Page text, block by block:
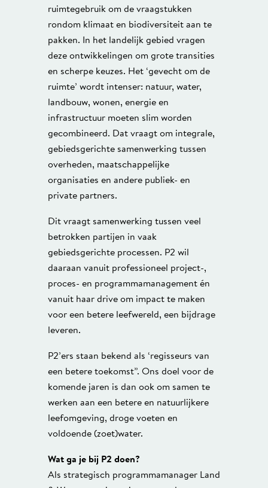
ruimtegebruik om de vraagstukken
rondom klimaat en biodiversiteit aan te
pakken. In het landelijk gebied vragen
deze ontwikkelingen om grote transities
en scherpe keuzes. Het ‘gevecht om de
ruimte’ wordt intenser: natuur, water,
landbouw, wonen, energie en
infrastructuur moeten slim worden
gecombineerd. Dat vraagt om integrale,
gebiedsgerichte samenwerking tussen
overheden, maatschappelijke
organisaties en andere publiek- en
private partners.
Dit vraagt samenwerking tussen veel
betrokken partijen in vaak
gebiedsgerichte processen. P2 wil
daaraan vanuit professioneel project-,
proces- en programmamanagement én
vanuit haar drive om impact te maken
voor een betere leefwereld, een bijdrage
leveren.
P2’ers staan bekend als ‘regisseurs van
een betere toekomst”. Ons doel voor de
komende jaren is dan ook om samen te
werken aan een betere en natuurlijkere
leefomgeving, droge voeten en
voldoende (zoet)water.
Wat ga je bij P2 doen?
Als strategisch programmamanager Land